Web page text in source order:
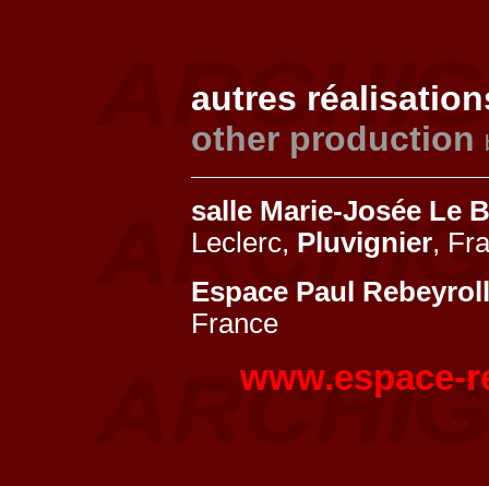
autres
other production
salle Marie-Josée Le
Leclerc, Pluvignier,
Espace Paul
France
www.espace-